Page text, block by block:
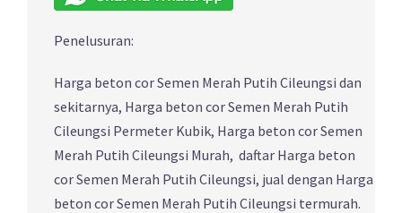
Penelusuran:
Harga beton cor Semen Merah Putih Cileungsi dan
sekitarnya, Harga beton cor Semen Merah Putih
Cileungsi Permeter Kubik, Harga beton cor Semen
Merah Putih Cileungsi Murah, daftar Harga beton
cor Semen Merah Putih Cileungsi, jual dengan Harga
beton cor Semen Merah Putih Cileungsi termurah.